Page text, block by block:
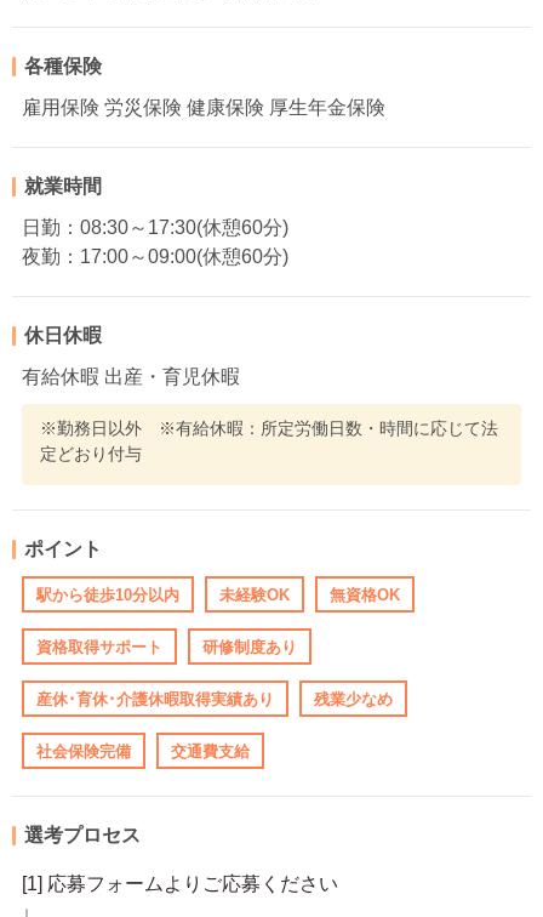
各種保険
雇用保険 労災保険 健康保険 厚生年金保険
就業時間
日勤：08:30～17:30(休憩60分)
夜勤：17:00～09:00(休憩60分)
休日休暇
有給休暇 出産・育児休暇
※勤務日以外 ※有給休暇：所定労働日数・時間に応じて法
定どおり付与
ポイント
駅から徒歩10分以内 未経験OK 無資格OK
資格取得サポート 研修制度あり
産休･育休･介護休暇取得実績あり 残業少なめ
社会保険完備 交通費支給
選考プロセス
[1] 応募フォームよりご応募ください